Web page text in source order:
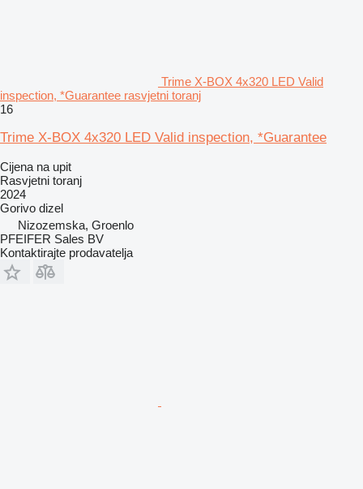
Trime X-BOX 4x320 LED Valid
inspection, *Guarantee rasvjetni toranj
16
Trime X-BOX 4x320 LED Valid inspection, *Guarantee
Cijena na upit
Rasvjetni toranj
2024
Gorivo dizel
Nizozemska, Groenlo
PFEIFER Sales BV
Kontaktirajte prodavatelja